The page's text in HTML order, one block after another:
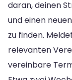
daran, deinen
und einen
zu finden.
relevanten
vereinbare